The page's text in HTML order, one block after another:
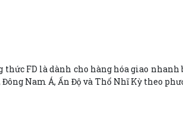
FD là dành cho hàng hóa giao nhanh
Nam Á, Ấn Độ và Thổ Nhĩ Kỳ theo